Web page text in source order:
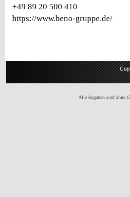
+49 89 20 500 410
https://www.beno-gruppe.de/
Alle Angaben sind ohne